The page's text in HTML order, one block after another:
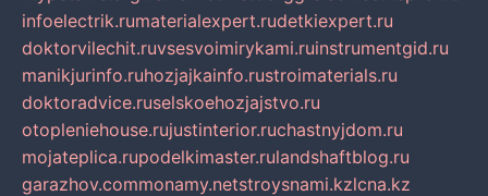
infoelectrik.rumaterialexpert.rudetkiexpert.ru
doktorvilechit.ruvsesvoimirykami.ruinstrumentgid.ru
manikjurinfo.ruhozjajkainfo.rustroimaterials.ru
doktoradvice.ruselskoehozjajstvo.ru
otopleniehouse.rujustinterior.ruchastnyjdom.ru
mojateplica.rupodelkimaster.rulandshaftblog.ru
garazhov.commonamy.netstroysnami.kzlcna.kz